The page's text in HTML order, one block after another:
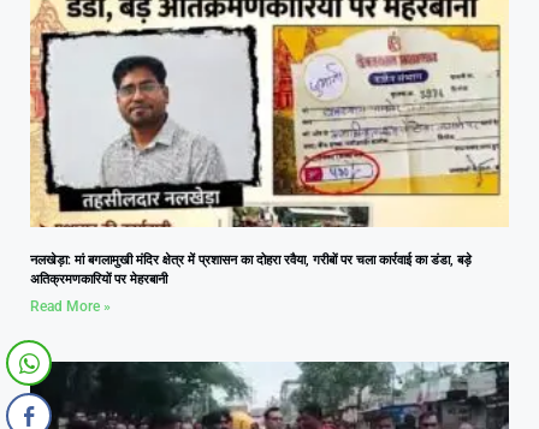
नलखेड़ा: मां बगलामुखी मंदिर क्षेत्र में प्रशासन का दोहरा रवैया, गरीबों पर चला कार्रवाई का डंडा, बड़े
अतिक्रमणकारियों पर मेहरबानी
Read More »